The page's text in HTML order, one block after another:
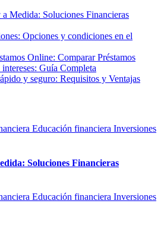
Medida: Soluciones Financieras
Opciones y condiciones en el
Online: Comparar Préstamos
Guía Completa
y seguro: Requisitos y Ventajas
Educación financiera Inversiones
Soluciones Financieras
Educación financiera Inversiones